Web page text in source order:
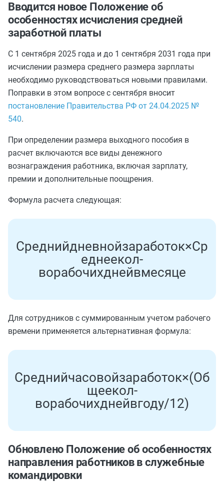
Вводится новое Положение об
особенностях исчисления средней
заработной платы
С 1 сентября 2025 года и до 1 сентября 2031 года при
исчислении размера среднего размера зарплаты
необходимо руководствоваться новыми правилами.
Поправки в этом вопросе с сентября вносит
постановление Правительства РФ от 24.04.2025 №
540.
При определении размера выходного пособия в
расчет включаются все виды денежного
вознаграждения работника, включая зарплату,
премии и дополнительные поощрения.
Формула расчета следующая:
Среднийдневнойзаработок×Ср
еднеекол-
ворабочихднейвмесяце
Для сотрудников с суммированным учетом рабочего
времени применяется альтернативная формула:
Среднийчасовойзаработок×(Об
щеекол-
ворабочихднейвгоду/12)
Обновлено Положение об особенностях
направления работников в служебные
командировки